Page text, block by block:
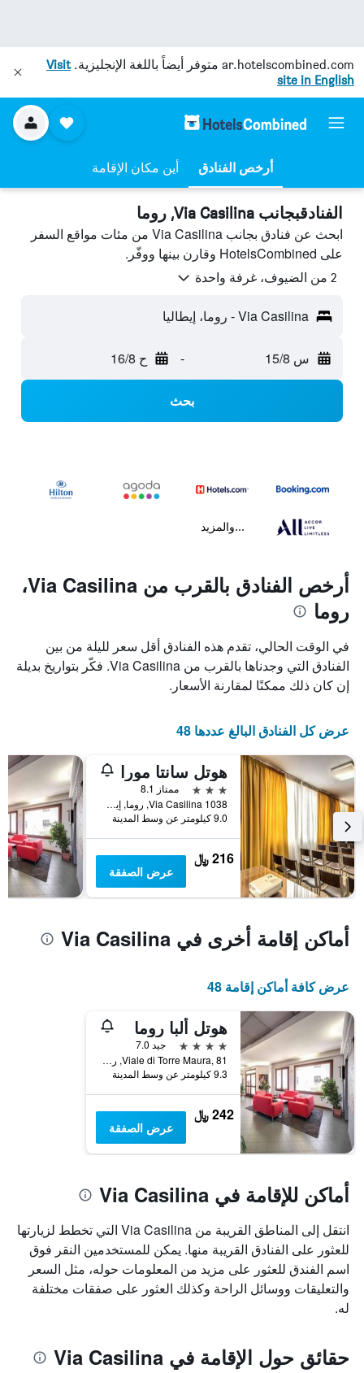
ar.hotelscombined.com متوفر أيضاً باللغة الإنجليزية.Visit
site in English
أرخص الفنادق أين مكان الإقامة
الفنادقبجانب Via Casilina, روما
ابحث عن فنادق بجانب Via Casilina من مئات مواقع السفر
على HotelsCombined وقارن بينها ووفّر.
2 من الضيوف، غرفة واحدة
Via Casilina - روما، إيطاليا
س 15/8 - ح 16/8
بحث
...والمزيد
أرخص الفنادق بالقرب من Via Casilina،
روما
في الوقت الحالي، تقدم هذه الفنادق أقل سعر لليلة من بين
الفنادق التي وجدناها بالقرب من Via Casilina. فكّر بتواريخ بديلة
إن كان ذلك ممكنًا لمقارنة الأسعار.
عرض كل الفنادق البالغ عددها 48
هوتل سانتا مورا
3 نجوم
ممتاز 8.1
Via Casilina 1038, روما, إيطاليا
9.0 كيلومتر عن وسط المدينة
216 ﷼
عرض الصفقة
أماكن إقامة أخرى في Via Casilina
عرض كافة أماكن إقامة 48
هوتل ألبا روما
4 نجوم
جيد 7.0
Viale di Torre Maura, 81, روما, إيطاليا
9.3 كيلومتر عن وسط المدينة
242 ﷼
عرض الصفقة
أماكن للإقامة في Via Casilina
انتقل إلى المناطق القريبة من Via Casilina التي تخطط لزيارتها
للعثور على الفنادق القريبة منها. يمكن للمستخدمين النقر فوق
اسم الفندق للعثور على مزيد من المعلومات حوله، مثل السعر
والتعليقات ووسائل الراحة وكذلك العثور على صفقات مختلفة
له.
حقائق حول الإقامة في Via Casilina